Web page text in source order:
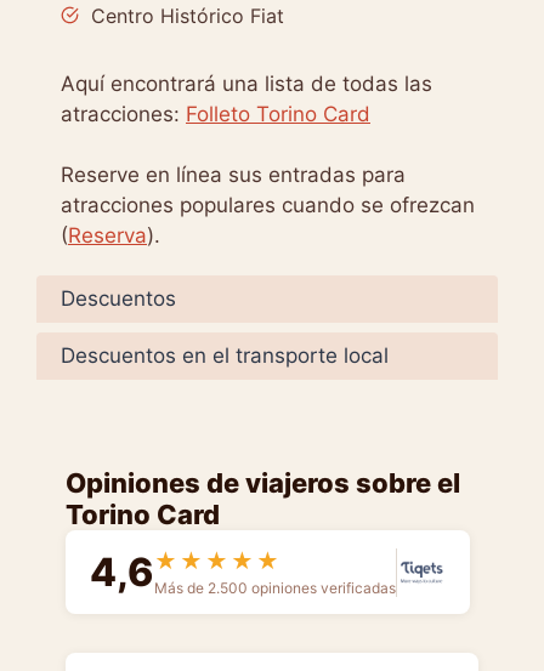
Centro Histórico Fiat
Aquí encontrará una lista de todas las
atracciones: Folleto Torino Card
Reserve en línea sus entradas para
atracciones populares cuando se ofrezcan
(Reserva).
Descuentos
Descuentos en el transporte local
Opiniones de viajeros sobre el
Torino Card
4,6★★★★★
Más de 2.500 opiniones verificadas